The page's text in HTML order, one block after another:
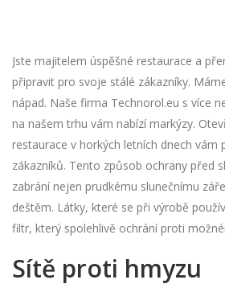
Jste majitelem úspěšné restaurace a
připravit pro svoje stálé zákazníky.
nápad. Naše firma Technorol.eu s více
na našem trhu vám nabízí markýzy.
restaurace v horkých letních dnech vám
zákazníků. Tento způsob ochrany před
zabrání nejen prudkému slunečnímu
deštěm. Látky, které se při výrobě
filtr, který spolehlivě ochrání proti
Sítě proti hmyzu